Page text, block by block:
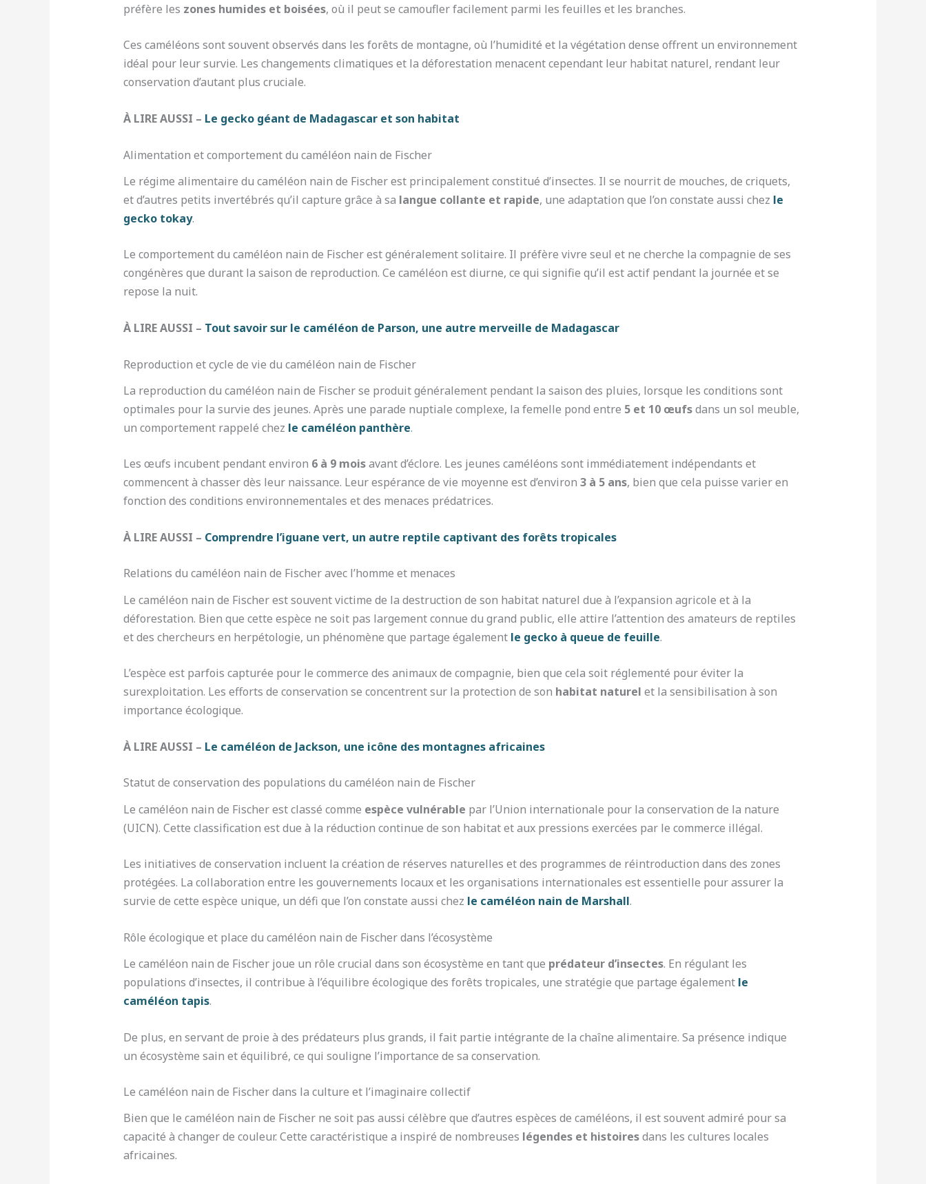
préfère les zones humides et boisées, où il peut se camoufler facilement parmi les feuilles et les branches.
Ces caméléons sont souvent observés dans les forêts de montagne, où l’humidité et la végétation dense offrent un environnement
idéal pour leur survie. Les changements climatiques et la déforestation menacent cependant leur habitat naturel, rendant leur
conservation d’autant plus cruciale.
À LIRE AUSSI – Le gecko géant de Madagascar et son habitat
Alimentation et comportement du caméléon nain de Fischer
Le régime alimentaire du caméléon nain de Fischer est principalement constitué d’insectes. Il se nourrit de mouches, de criquets,
et d’autres petits invertébrés qu’il capture grâce à sa langue collante et rapide, une adaptation que l’on constate aussi chez le
gecko tokay.
Le comportement du caméléon nain de Fischer est généralement solitaire. Il préfère vivre seul et ne cherche la compagnie de ses
congénères que durant la saison de reproduction. Ce caméléon est diurne, ce qui signifie qu’il est actif pendant la journée et se
repose la nuit.
À LIRE AUSSI – Tout savoir sur le caméléon de Parson, une autre merveille de Madagascar
Reproduction et cycle de vie du caméléon nain de Fischer
La reproduction du caméléon nain de Fischer se produit généralement pendant la saison des pluies, lorsque les conditions sont
optimales pour la survie des jeunes. Après une parade nuptiale complexe, la femelle pond entre 5 et 10 œufsdans un sol meuble,
un comportement rappelé chez le caméléon panthère.
Les œufs incubent pendant environ 6 à 9 moisavant d’éclore. Les jeunes caméléons sont immédiatement indépendants et
commencent à chasser dès leur naissance. Leur espérance de vie moyenne est d’environ 3 à 5 ans, bien que cela puisse varier en
fonction des conditions environnementales et des menaces prédatrices.
À LIRE AUSSI – Comprendre l’iguane vert, un autre reptile captivant des forêts tropicales
Relations du caméléon nain de Fischer avec l’homme et menaces
Le caméléon nain de Fischer est souvent victime de la destruction de son habitat naturel due à l’expansion agricole et à la
déforestation. Bien que cette espèce ne soit pas largement connue du grand public, elle attire l’attention des amateurs de reptiles
et des chercheurs en herpétologie, un phénomène que partage également le gecko à queue de feuille.
L’espèce est parfois capturée pour le commerce des animaux de compagnie, bien que cela soit réglementé pour éviter la
surexploitation. Les efforts de conservation se concentrent sur la protection de son habitat naturel et la sensibilisation à son
importance écologique.
À LIRE AUSSI – Le caméléon de Jackson, une icône des montagnes africaines
Statut de conservation des populations du caméléon nain de Fischer
Le caméléon nain de Fischer est classé comme espèce vulnérable par l’Union internationale pour la conservation de la nature
(UICN). Cette classification est due à la réduction continue de son habitat et aux pressions exercées par le commerce illégal.
Les initiatives de conservation incluent la création de réserves naturelles et des programmes de réintroduction dans des zones
protégées. La collaboration entre les gouvernements locaux et les organisations internationales est essentielle pour assurer la
survie de cette espèce unique, un défi que l’on constate aussi chez le caméléon nain de Marshall.
Rôle écologique et place du caméléon nain de Fischer dans l’écosystème
Le caméléon nain de Fischer joue un rôle crucial dans son écosystème en tant que prédateur d’insectes. En régulant les
populations d’insectes, il contribue à l’équilibre écologique des forêts tropicales, une stratégie que partage également le
caméléon tapis.
De plus, en servant de proie à des prédateurs plus grands, il fait partie intégrante de la chaîne alimentaire. Sa présence indique
un écosystème sain et équilibré, ce qui souligne l’importance de sa conservation.
Le caméléon nain de Fischer dans la culture et l’imaginaire collectif
Bien que le caméléon nain de Fischer ne soit pas aussi célèbre que d’autres espèces de caméléons, il est souvent admiré pour sa
capacité à changer de couleur. Cette caractéristique a inspiré de nombreuses légendes et histoiresdans les cultures locales
africaines.